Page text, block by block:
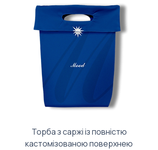
Торба з саржі із повністю
кастомізованою поверхнею